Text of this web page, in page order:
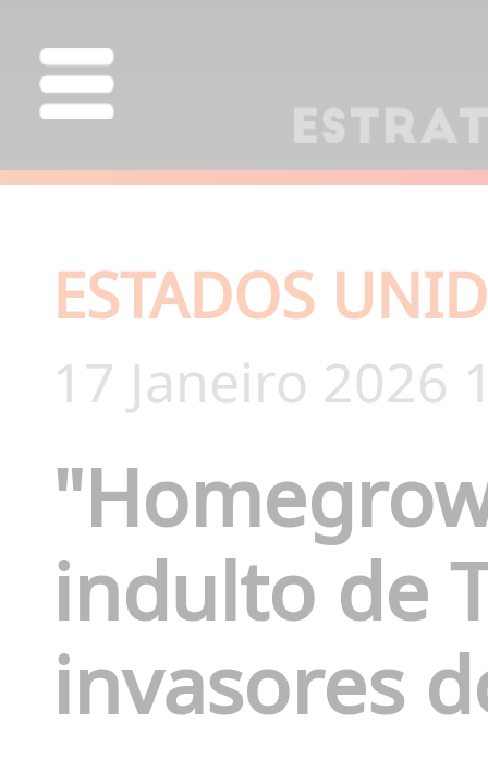
ESTADOS
17 Janeiro 2026
indulto de
invasores